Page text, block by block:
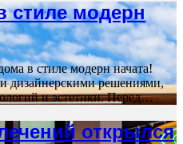
стиле модерн
в стиле модерн начата!
дизайнерскими решениями,
и эстетики. Перед…
открылся